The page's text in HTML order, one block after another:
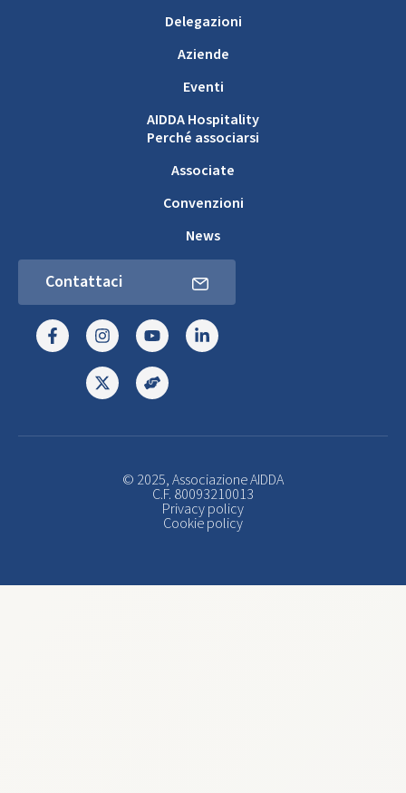
Delegazioni
Aziende
Eventi
AIDDA Hospitality
Perché associarsi
Associate
Convenzioni
News
Contattaci
© 2025, Associazione AIDDA
C.F. 80093210013
Privacy policy
Cookie policy